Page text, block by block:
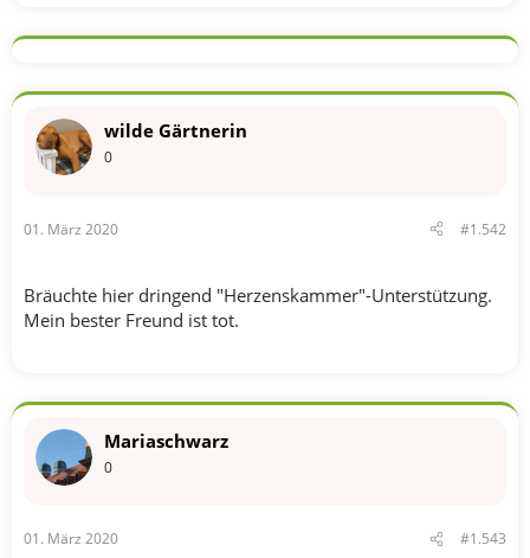
wilde Gärtnerin
0
01. März 2020 #1.542
Bräuchte hier dringend "Herzenskammer"-Unterstützung.
Mein bester Freund ist tot.
Mariaschwarz
0
01. März 2020 #1.543